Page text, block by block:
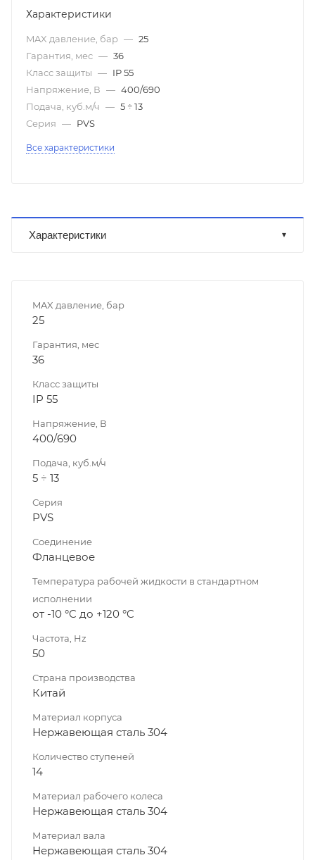
Характеристики
MAX давление, бар — 25
Гарантия, мес — 36
Класс защиты — IP 55
Напряжение, В — 400/690
Подача, куб.м/ч — 5 ÷ 13
Серия — PVS
Все характеристики
Характеристики
MAX давление, бар
25
Гарантия, мес
36
Класс защиты
IP 55
Напряжение, В
400/690
Подача, куб.м/ч
5 ÷ 13
Серия
PVS
Соединение
Фланцевое
Температура рабочей жидкости в стандартном
исполнении
от -10 °C до +120 °C
Частота, Hz
50
Страна производства
Китай
Материал корпуса
Нержавеющая сталь 304
Количество ступеней
14
Материал рабочего колеса
Нержавеющая сталь 304
Материал вала
Нержавеющая сталь 304